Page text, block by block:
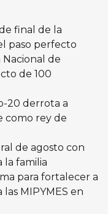
final de la
paso perfecto
de
de 100
20 derrota a
como rey de
de agosto con
la familia
para fortalecer a
MIPYMES en